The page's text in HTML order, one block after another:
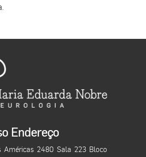
Endereço
Américas 2480 Sala 223 Bloco